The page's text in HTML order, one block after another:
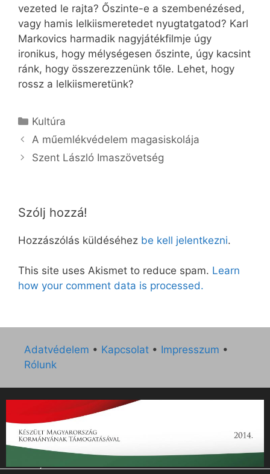
vezeted le rajta? Őszinte-e a szembenézésed,
vagy hamis lelkiismeretedet nyugtatgatod? Karl
Markovics harmadik nagyjátékfilmje úgy
ironikus, hogy mélységesen őszinte, úgy kacsint
ránk, hogy összerezzenünk tőle. Lehet, hogy
rossz a lelkiismeretünk?
Kategória
Kultúra
A műemlékvédelem magasiskolája
Szent László Imaszövetség
Szólj hozzá!
Hozzászólás küldéséhez be kell jelentkezni.
This site uses Akismet to reduce spam. Learn
how your comment data is processed.
Adatvédelem • Kapcsolat • Impresszum •
Rólunk